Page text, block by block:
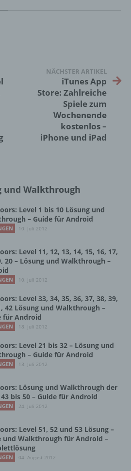
NÄCHSTER ARTIKEL
iTunes App
Store: Zahlreiche
Spiele zum
Wochenende
kostenlos –
iPhone und iPad
und Walkthrough
Level 1 bis 10 Lösung und
– Guide für Android
10. Juli 2012
Level 11, 12, 13, 14, 15, 16, 17,
20 – Lösung und Walkthrough –
10. Juli 2012
Level 33, 34, 35, 36, 37, 38, 39,
42 Lösung und Walkthrough –
für Android
18. Juli 2012
Level 21 bis 32 – Lösung und
– Guide für Android
13. Juli 2012
Lösung und Walkthrough der
bis 50 – Guide für Android
24. Juli 2012
Level 51, 52 und 53 Lösung –
und Walkthrough für Android –
04. August 2012
Empfänger.
Einrichtung oder andere
betroffenen Person, dem
dem Auftragsverarbeiter
die unter der
Verantwortung des
oder des
befugt sind, die
Daten zu verarbeiten.
für den bestimmten Fall in
und unmissverständlich
in Form
oder einer sonstigen
Handlung, mit der
Person zu verstehen gibt, dass
der sie betreffenden
Daten einverstanden
für die Verarbeitung
der Datenschutz-
in den Mitgliedstaaten
geltenden
Charakter ist die: